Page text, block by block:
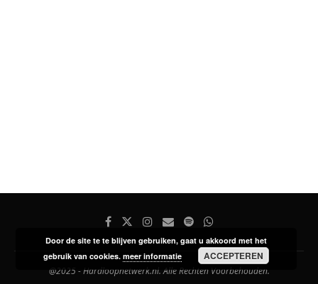
@2025 - Hardloopnetwerk.nl. Alle Rechten Voorbehouden.
Door de site te te blijven gebruiken, gaat u akkoord met het
gebruik van cookies.meer informatie ACCEPTEREN